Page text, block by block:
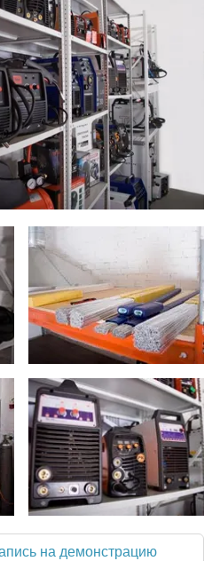
на демонстрацию